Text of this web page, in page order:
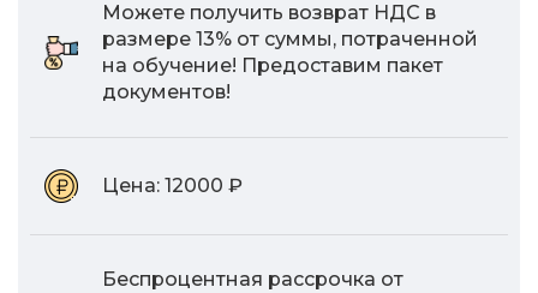
Можете получить возврат НДС в
размере 13% от суммы, потраченной
на обучение! Предоставим пакет
документов!
Цена: 12000 ₽
Беспроцентная рассрочка от